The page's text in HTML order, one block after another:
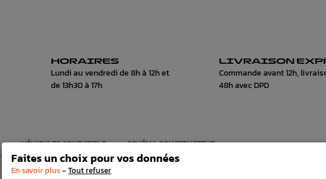
HORAIRES
Lundi au vendredi de 8h à 12h et
de 13h30 à 17h
LIVRAISON
Commande avant 12h,
48h avec DPD
VÉHICULES COMPATIBLE SCHÉMA CONSTRUCTEUR
Faites un choix pour vos données
En savoir plus- Tout refuser